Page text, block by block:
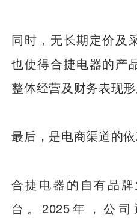
同时，无长期定价及
也使得合捷电器的产
整体经营及财务表现形
最后，是电商渠道的依
合捷电器的自有品
台。2025年，公